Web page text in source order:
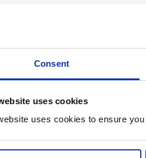
Consent
uses cookies
uses cookies to ensure
"Elegimos a Prodware no
hablaba
día a